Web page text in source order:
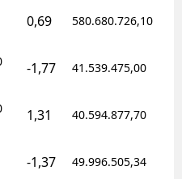
0,69 580.680.726,10
-1,77 41.539.475,00
1,31 40.594.877,70
-1,37 49.996.505,34